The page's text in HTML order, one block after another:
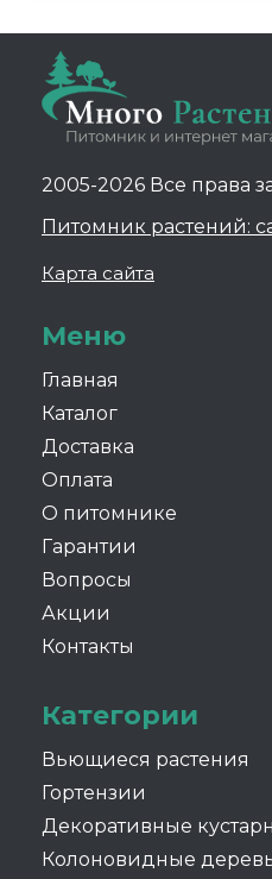
2005-2026 Все права
Питомник растений:
Карта сайта
Меню
Главная
Каталог
Доставка
Оплата
О питомнике
Гарантии
Вопросы
Акции
Контакты
Категории
Вьющиеся растения
Гортензии
Декоративные
Колоновидные